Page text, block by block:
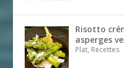
Risotto
asperges
Plat, Recettes